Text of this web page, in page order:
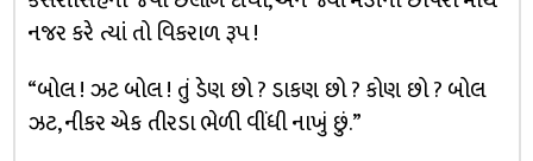
નજર કરે ત્યાં તો વિકરાળ રૂપ !
“બોલ ! ઝટ બોલ ! તું ડેણ છો ? ડાકણ છો ? કોણ છો ? બોલ
ઝટ, નીકર એક તીરડા ભેળી વીંધી નાખું છું.”